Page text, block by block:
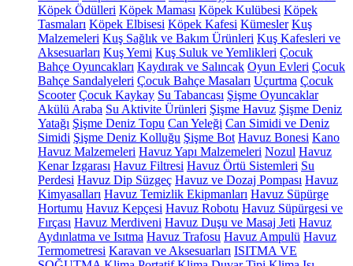
Köpek Ödülleri Köpek Maması Köpek Kulübesi Köpek
Tasmaları Köpek Elbisesi Köpek Kafesi Kümesler Kuş
Malzemeleri Kuş Sağlık ve Bakım Ürünleri Kuş Kafesleri ve
Aksesuarları Kuş Yemi Kuş Suluk ve Yemlikleri Çocuk
Bahçe Oyuncakları Kaydırak ve Salıncak Oyun Evleri Çocuk
Bahçe Sandalyeleri Çocuk Bahçe Masaları Uçurtma Çocuk
Scooter Çocuk Kaykay Su Tabancası Şişme Oyuncaklar
Akülü Araba Su Aktivite Ürünleri Şişme Havuz Şişme Deniz
Yatağı Şişme Deniz Topu Can Yeleği Can Simidi ve Deniz
Simidi Şişme Deniz Kolluğu Şişme Bot Havuz Bonesi Kano
Havuz Malzemeleri Havuz Yapı Malzemeleri Nozul Havuz
Kenar Izgarası Havuz Filtresi Havuz Örtü Sistemleri Su
Perdesi Havuz Dip Süzgeç Havuz ve Dozaj Pompası Havuz
Kimyasalları Havuz Temizlik Ekipmanları Havuz Süpürge
Hortumu Havuz Kepçesi Havuz Robotu Havuz Süpürgesi ve
Fırçası Havuz Merdiveni Havuz Duşu ve Masaj Jeti Havuz
Aydınlatma ve Isıtma Havuz Trafosu Havuz Ampulü Havuz
Termometresi Karavan ve Aksesuarları ISITMA VE